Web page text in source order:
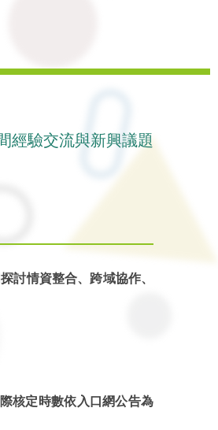
經驗交流與新興議題
討情資整合、跨域協作、
核定時數依入口網公告為